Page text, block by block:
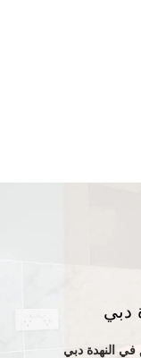
دبي
النهدة دبي